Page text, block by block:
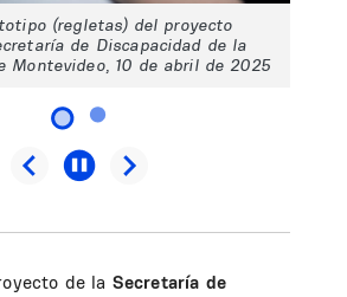
(regletas) del proyecto
de Discapacidad de la
Montevideo, 10 de abril de 2025
de la Secretaría de